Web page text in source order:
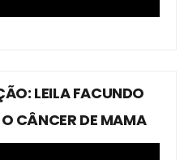
LEILA FACUNDO
CÂNCER DE MAMA